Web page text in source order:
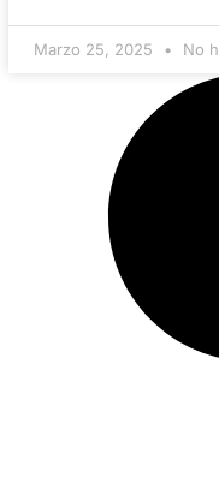
Marzo 25, 2025 No